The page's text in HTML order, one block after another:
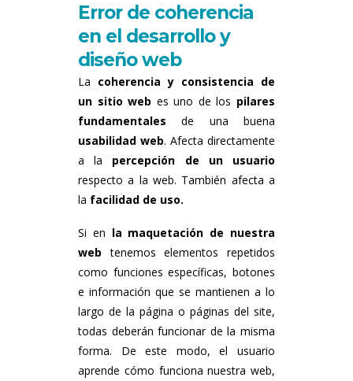
Error de coherencia
en el desarrollo y
diseño web
La coherencia y consistencia de
un sitio web es uno de los pilares
fundamentales de una buena
usabilidad web. Afecta directamente
a la percepción de un usuario
respecto a la web. También afecta a
la facilidad de uso.
Si en la maquetación de nuestra
web tenemos elementos repetidos
como funciones específicas, botones
e información que se mantienen a lo
largo de la página o páginas del site,
todas deberán funcionar de la misma
forma. De este modo, el usuario
aprende cómo funciona nuestra web,